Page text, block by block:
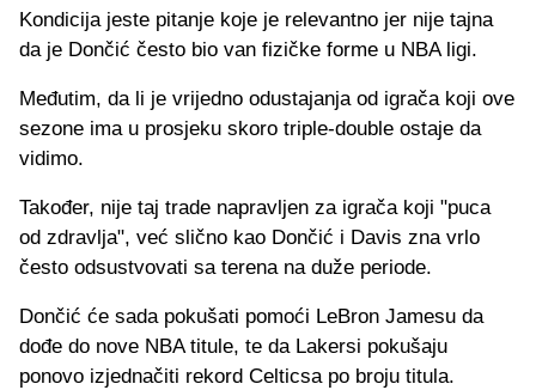
Kondicija jeste pitanje koje je relevantno jer nije tajna
da je Dončić često bio van fizičke forme u NBA ligi.
Međutim, da li je vrijedno odustajanja od igrača koji ove
sezone ima u prosjeku skoro triple-double ostaje da
vidimo.
Također, nije taj trade napravljen za igrača koji "puca
od zdravlja", već slično kao Dončić i Davis zna vrlo
često odsustvovati sa terena na duže periode.
Dončić će sada pokušati pomoći LeBron Jamesu da
dođe do nove NBA titule, te da Lakersi pokušaju
ponovo izjednačiti rekord Celticsa po broju titula.